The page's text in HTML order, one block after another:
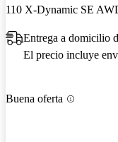
110 X-Dynamic SE
Entrega a domicilio
El precio incluye
Buena oferta